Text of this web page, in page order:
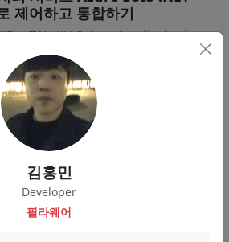
제어하고 통합하기
지능 활용서비스인 Azure Cognitive Service
AI
김홍민
Developer
필라웨어